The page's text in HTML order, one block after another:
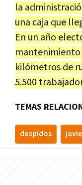
la
una caja que
En un año
mantenimiento
kilómetros de
5.500
TEMAS
despidos